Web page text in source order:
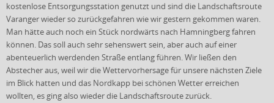
kostenlose Entsorgungsstation genutzt und sind die Landschaftsroute
Varanger wieder so zurückgefahren wie wir gestern gekommen waren.
Man hätte auch noch ein Stück nordwärts nach Hamningberg fahren
können. Das soll auch sehr sehenswert sein, aber auch auf einer
abenteuerlich werdenden Straße entlang führen. Wir ließen den
Abstecher aus, weil wir die Wettervorhersage für unsere nächsten Ziele
im Blick hatten und das Nordkapp bei schönen Wetter erreichen
wollten, es ging also wieder die Landschaftsroute zurück.